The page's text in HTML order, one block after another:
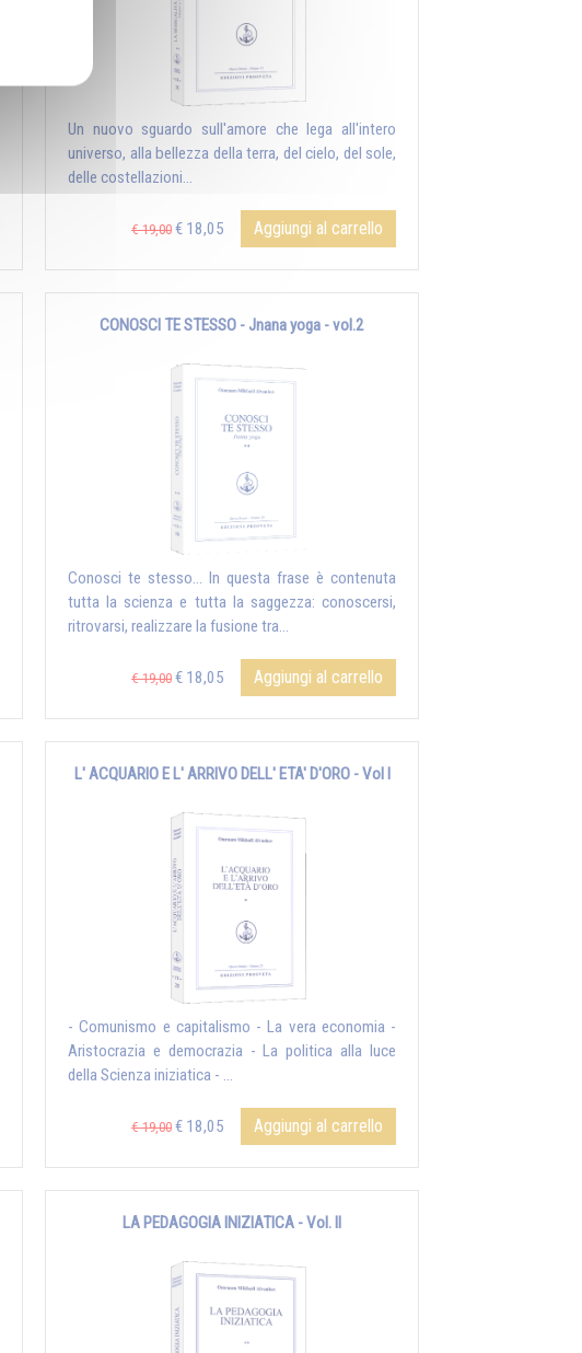
Un nuovo sguardo sull'amore che lega all'intero
universo, alla bellezza della terra, del cielo, del sole,
delle costellazioni...
€ 19,00 € 18,05 Aggiungi al carrello
CONOSCI TE STESSO - Jnana yoga - vol.2
Conosci te stesso... In questa frase è contenuta
tutta la scienza e tutta la saggezza: conoscersi,
ritrovarsi, realizzare la fusione tra...
€ 19,00 € 18,05 Aggiungi al carrello
L' ACQUARIO E L' ARRIVO DELL' ETA' D'ORO - Vol I
- Comunismo e capitalismo - La vera economia -
Aristocrazia e democrazia - La politica alla luce
della Scienza iniziatica - ...
€ 19,00 € 18,05 Aggiungi al carrello
LA PEDAGOGIA INIZIATICA - Vol. II